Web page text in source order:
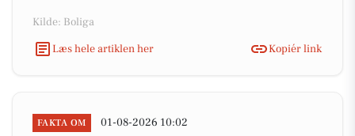
Kilde: Boliga
Læs hele artiklen her
Kopiér link
FAKTA OM 01-08-2026 10:02